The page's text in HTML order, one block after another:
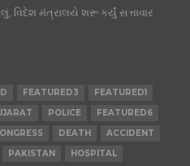
વિદેશ મંત્રાલયે શરૂ કર્યું સત્તાવાર
FEATURED3
FEATURED1
POLICE
FEATURED6
DEATH
ACCIDENT
PAKISTAN HOSPITAL